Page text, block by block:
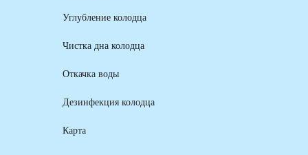
Углубление колодца
Чистка дна колодца
Откачка воды
Дезинфекция колодца
Карта